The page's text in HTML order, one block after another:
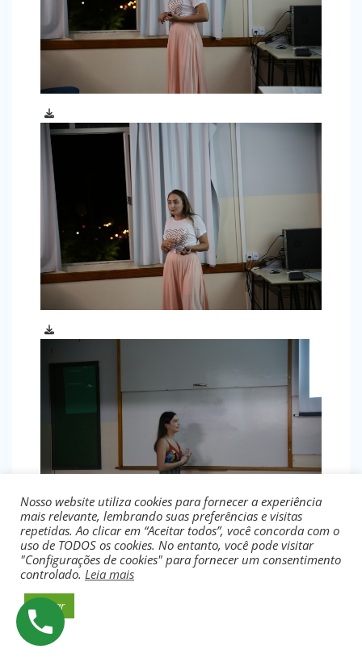
Nosso website utiliza cookies para fornecer a experiência
mais relevante, lembrando suas preferências e visitas
repetidas. Ao clicar em “Aceitar todos”, você concorda com o
uso de TODOS os cookies. No entanto, você pode visitar
"Configurações de cookies" para fornecer um consentimento
controlado. Leia mais
Aceitar